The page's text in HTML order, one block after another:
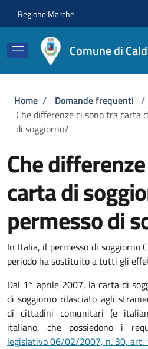
Regione Marche
Comune di
Briciole di pane
Home / Domande frequenti /
Che differenze ci sono tra carta
di soggiorno?
Che
carta di
permesso di
In Italia, il permesso di soggiorno
periodo ha sostituito a tutti gli
Dal 1° aprile 2007, la carta di
di soggiorno rilasciato agli
di cittadini comunitari (e
italiano, che possiedono i
legislativo 06/02/2007, n. 30, art.